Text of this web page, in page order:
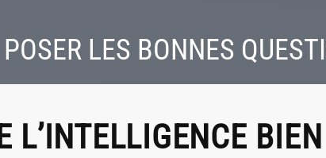
LES BONNES
L’INTELLIGENCE